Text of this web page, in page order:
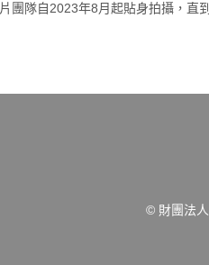
團隊自2023年8月起貼身拍攝，直
© 財團法